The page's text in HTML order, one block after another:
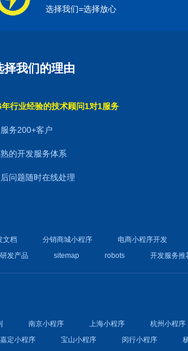
选择我们=选择放心
择我们的理由
年行业经验的技术顾问1对1服务
务200+客户
的开发服务体系
问题随时在线处理
文档 分销商城小程序 电商小程序开发
发产品 sitemap robots 开发服务推
南京小程序 上海小程序 杭州小程序
嘉定小程序 宝山小程序 闵行小程序